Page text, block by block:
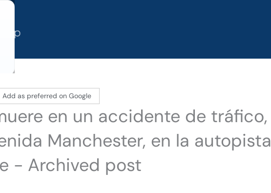
Add as preferred on Google
en un accidente de tráfico,
Manchester, en la autopista
- Archived post